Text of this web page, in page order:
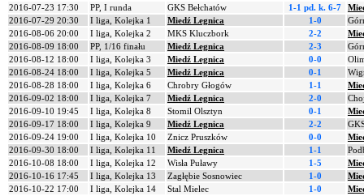
2016-07-23 17:30
PP, I runda GKS Bełchatów 1-1 pd. k. 6-7
2016-07-29 20:30
I liga, Kolejka 1 Miedź Legnica 1-0
2016-08-06 20:00
I liga, Kolejka 2 MKS Kluczbork 2-2
2016-08-09 18:00
PP, 1/16 finału Miedź Legnica 2-3
2016-08-12 18:00
I liga, Kolejka 3 Miedź Legnica 0-0
2016-08-24 18:00
I liga, Kolejka 5 Miedź Legnica 0-1
2016-08-28 18:00
I liga, Kolejka 6 Chrobry Głogów 1-1
2016-09-02 18:00
I liga, Kolejka 7 Miedź Legnica 2-0
2016-09-10 19:45
I liga, Kolejka 8 Stomil Olsztyn 0-1
2016-09-17 18:00
I liga, Kolejka 9 Miedź Legnica 2-2
2016-09-24 19:00
I liga, Kolejka 10 Znicz Pruszków 0-0
2016-09-30 18:00
I liga, Kolejka 11 Miedź Legnica 1-1
2016-10-08 18:00
I liga, Kolejka 12 Wisła Puławy 1-5
2016-10-16 17:45
I liga, Kolejka 13 Zagłębie Sosnowiec 1-0
2016-10-22 17:00
I liga, Kolejka 14 Stal Mielec 1-0